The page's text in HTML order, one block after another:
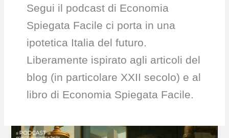
Segui il podcast di Economia
Spiegata Facile ci porta in una
ipotetica Italia del futuro.
Liberamente ispirato agli articoli del
blog (in particolare XXII secolo) e al
libro di Economia Spiegata Facile.
La